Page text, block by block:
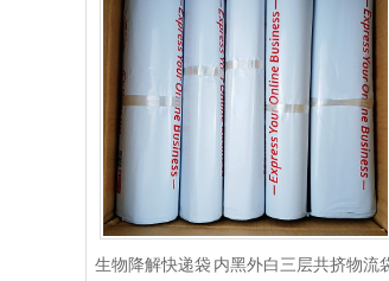
生物降解快递袋 内黑外白三层共挤物流袋